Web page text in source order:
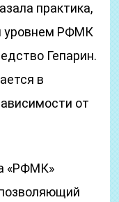
практика,
уровнем РФМК
Гепарин.
в
от
«РФМК»